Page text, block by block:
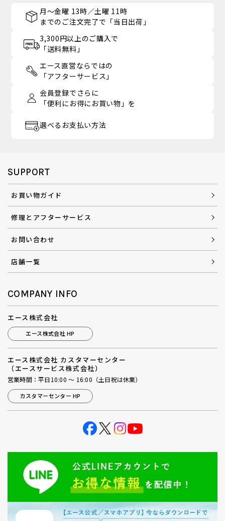
月～金曜 13時／土曜 11時
までのご注文完了で「当日出荷」
3,300円以上のご購入で
「送料無料」
エース直営ならではの
「アフターサービス」
会員登録でさらに
「便利にお得にお買い物」を
選べるお支払い方法
SUPPORT
お買い物ガイド
修理とアフターサービス
お問い合わせ
店舗一覧
COMPANY INFO
エース株式会社
エース株式会社 HP
エース株式会社 カスタマーセンター
（エースサービス株式会社）
営業時間：平日10:00 ～ 16:00（土日祝は休業）
カスタマーセンター HP